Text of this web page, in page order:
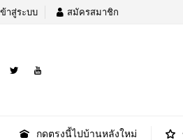
ข้าสู่ระบบ สมัครสมาชิก
กดตรงนี้ไปบ้านหลังใหม่